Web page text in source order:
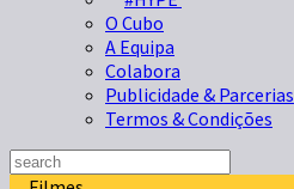
O Cubo
A Equipa
Colabora
Publicidade & Parcerias
Termos & Condições